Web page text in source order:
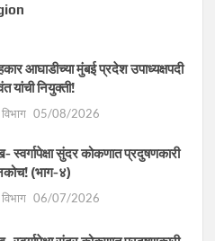
आघाडीच्या मुंबई प्रदेश उपाध्यक्षपदी
यांची नियुक्ती!
05/08/2026
स्वर्गापेक्षा सुंदर कोकणात प्रदुषणकारी
(भाग-४)
06/07/2026